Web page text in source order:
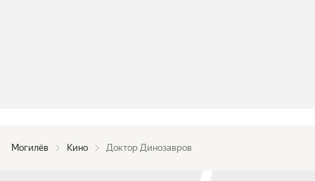
Могилёв Кино Доктор Динозавров